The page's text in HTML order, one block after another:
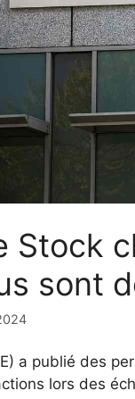
Stock
sont
a publié des
lors des